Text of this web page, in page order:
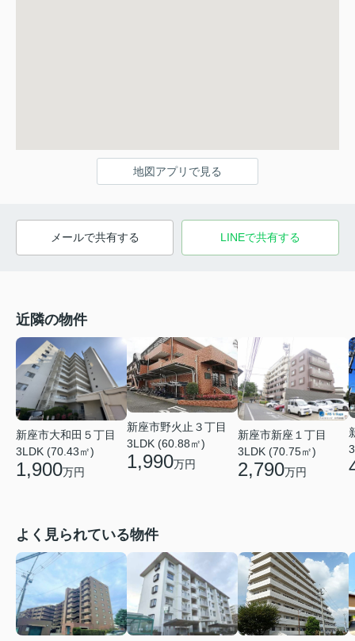
地図アプリで見る
メールで共有する LINEで共有する
近隣の物件
新座市大和田５丁目
3LDK (70.43㎡)
1,900万円
新座市野火止３丁目
3LDK (60.88㎡)
1,990万円
新座市新座１丁目
3LDK (70.75㎡)
2,790万円
よく見られている物件